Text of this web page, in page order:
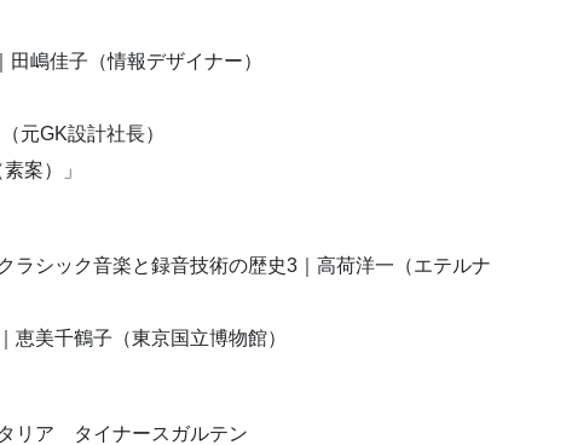
嶋佳子（情報デザイナー）
元GK設計社長）
案）」
シック音楽と録音技術の歴史3｜高荷洋一（エテルナ
美千鶴子（東京国立博物館）
リア タイナースガルテン